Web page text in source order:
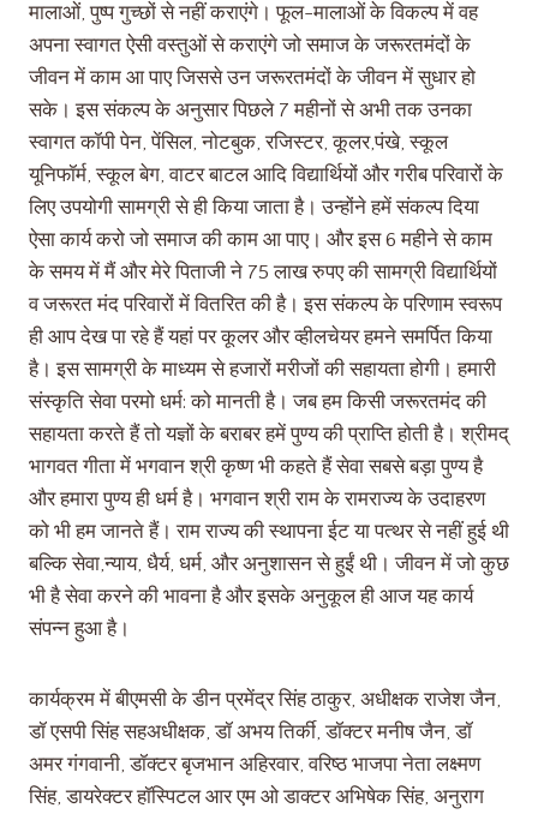
मालाओं, पुष्प गुच्छों से नहीं कराएंगे। फूल-मालाओं के विकल्प में वह
अपना स्वागत ऐसी वस्तुओं से कराएंगे जो समाज के जरूरतमंदों के
जीवन में काम आ पाए जिससे उन जरूरतमंदों के जीवन में सुधार हो
सके। इस संकल्प के अनुसार पिछले 7 महीनों से अभी तक उनका
स्वागत कॉपी पेन, पेंसिल, नोटबुक, रजिस्टर, कूलर,पंखे, स्कूल
यूनिफॉर्म, स्कूल बेग, वाटर बाटल आदि विद्यार्थियों और गरीब परिवारों के
लिए उपयोगी सामग्री से ही किया जाता है। उन्होंने हमें संकल्प दिया
ऐसा कार्य करो जो समाज की काम आ पाए। और इस 6 महीने से काम
के समय में मैं और मेरे पिताजी ने 75 लाख रुपए की सामग्री विद्यार्थियों
व जरूरत मंद परिवारों में वितरित की है। इस संकल्प के परिणाम स्वरूप
ही आप देख पा रहे हैं यहां पर कूलर और व्हीलचेयर हमने समर्पित किया
है। इस सामग्री के माध्यम से हजारों मरीजों की सहायता होगी। हमारी
संस्कृति सेवा परमो धर्म: को मानती है। जब हम किसी जरूरतमंद की
सहायता करते हैं तो यज्ञों के बराबर हमें पुण्य की प्राप्ति होती है। श्रीमद्
भागवत गीता में भगवान श्री कृष्ण भी कहते हैं सेवा सबसे बड़ा पुण्य है
और हमारा पुण्य ही धर्म है। भगवान श्री राम के रामराज्य के उदाहरण
को भी हम जानते हैं। राम राज्य की स्थापना ईट या पत्थर से नहीं हुई थी
बल्कि सेवा,न्याय, धैर्य, धर्म, और अनुशासन से हुईं थी। जीवन में जो कुछ
भी है सेवा करने की भावना है और इसके अनुकूल ही आज यह कार्य
संपन्न हुआ है।
कार्यक्रम में बीएमसी के डीन प्रमेंद्र सिंह ठाकुर, अधीक्षक राजेश जैन,
डॉ एसपी सिंह सहअधीक्षक, डॉ अभय तिर्की, डॉक्टर मनीष जैन, डॉ
अमर गंगवानी, डॉक्टर बृजभान अहिरवार, वरिष्ठ भाजपा नेता लक्ष्मण
सिंह, डायरेक्टर हॉस्पिटल आर एम ओ डाक्टर अभिषेक सिंह, अनुराग